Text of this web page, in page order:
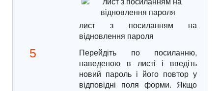
лист з посиланням на
відновлення пароля
Перейдіть по посиланню,
наведеною в листі і введіть
новий пароль і його повтор у
відповідні поля форми. Якщо